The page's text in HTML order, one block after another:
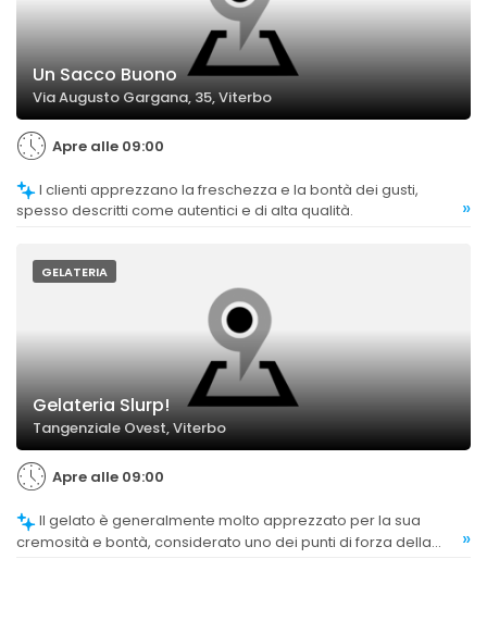
Un Sacco Buono
Via Augusto Gargana, 35, Viterbo
Apre alle 09:00
spesso descritti come autentici e di alta qualità.
»
GELATERIA
Gelateria Slurp!
Tangenziale Ovest, Viterbo
Apre alle 09:00
cremosità e bontà, considerato uno dei punti di forza della
»